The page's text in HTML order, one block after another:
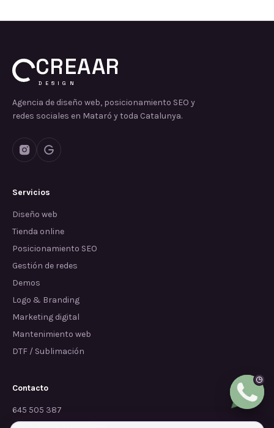
CREAAR
DESIGN
Agencia de diseño web, posicionamiento SEO y
redes sociales en Mataró y toda Catalunya.
Servicios
Diseño web
Tienda online
Posicionamiento SEO
Gestión de redes
Demos
Logo & Branding
Marketing digital
Mantenimiento web
DTF / Sublimación
Contacto
645 505 387